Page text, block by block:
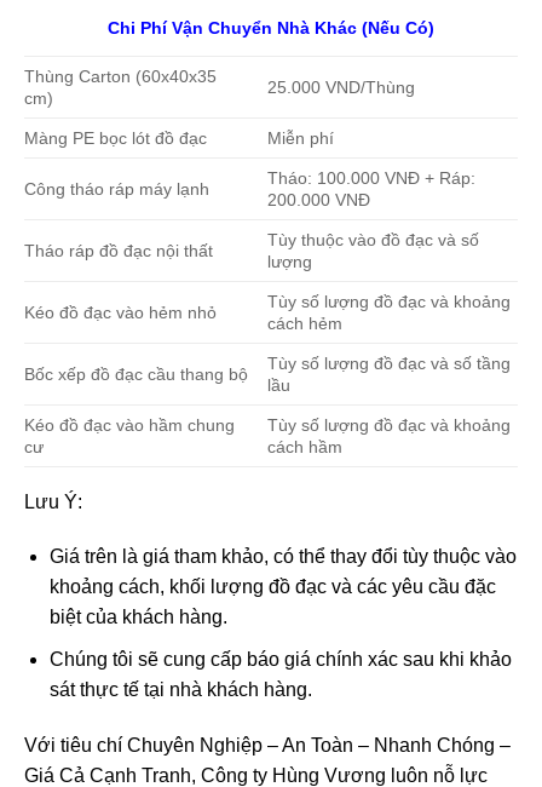
Chi Phí Vận Chuyển Nhà Khác (Nếu Có)
Thùng Carton (60x40x35
cm)
25.000 VND/Thùng
Màng PE bọc lót đồ đạc Miễn phí
Công tháo ráp máy lạnh
Tháo: 100.000 VNĐ + Ráp:
200.000 VNĐ
Tháo ráp đồ đạc nội thất
Tùy thuộc vào đồ đạc và số
lượng
Kéo đồ đạc vào hẻm nhỏ
Tùy số lượng đồ đạc và khoảng
cách hẻm
Bốc xếp đồ đạc cầu thang bộ
Tùy số lượng đồ đạc và số tầng
lầu
Kéo đồ đạc vào hầm chung
cư
Tùy số lượng đồ đạc và khoảng
cách hầm
Lưu Ý:
Giá trên là giá tham khảo, có thể thay đổi tùy thuộc vào
khoảng cách, khối lượng đồ đạc và các yêu cầu đặc
biệt của khách hàng.
Chúng tôi sẽ cung cấp báo giá chính xác sau khi khảo
sát thực tế tại nhà khách hàng.
Với tiêu chí Chuyên Nghiệp – An Toàn – Nhanh Chóng –
Giá Cả Cạnh Tranh, Công ty Hùng Vương luôn nỗ lực